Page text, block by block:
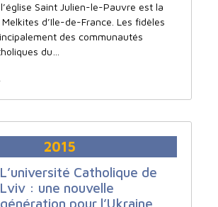
Saint Julien-le-Pauvre est la
d’Ile-de-France. Les fidèles
des communautés
du…
2015
L’université Catholique de
Lviv : une nouvelle
génération pour l’Ukraine